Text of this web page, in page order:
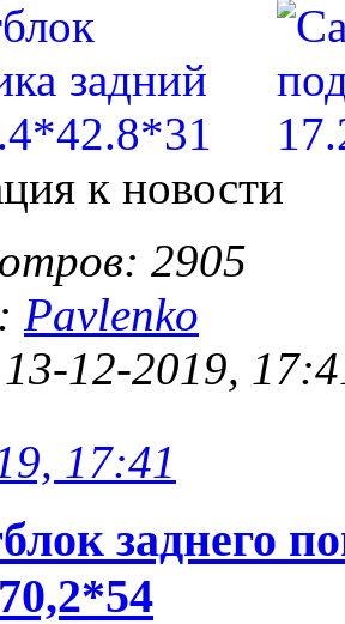
к новости
2905
Pavlenko
12-2019,
17:41
заднего